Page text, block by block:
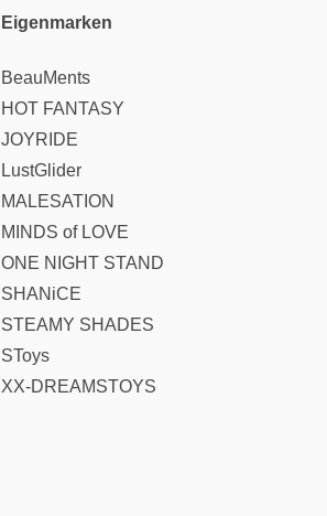
Eigenmarken
BeauMents
HOT FANTASY
JOYRIDE
LustGlider
MALESATION
MINDS of LOVE
ONE NIGHT STAND
SHANiCE
STEAMY SHADES
SToys
XX-DREAMSTOYS